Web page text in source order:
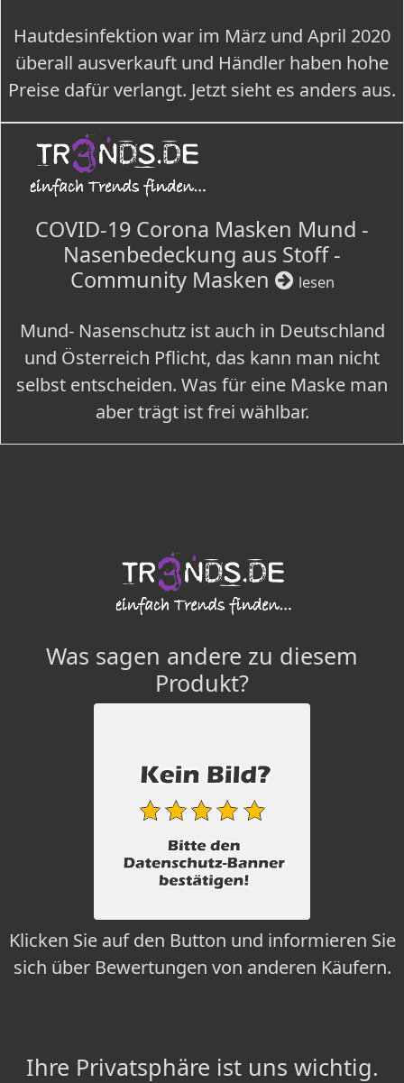
Hautdesinfektion war im März und April 2020
überall ausverkauft und Händler haben hohe
Preise dafür verlangt. Jetzt sieht es anders aus.
COVID-19 Corona Masken Mund -
Nasenbedeckung aus Stoff -
Community Masken
lesen
Mund- Nasenschutz ist auch in Deutschland
und Österreich Pflicht, das kann man nicht
selbst entscheiden. Was für eine Maske man
aber trägt ist frei wählbar.
Was sagen andere zu diesem
Produkt?
Klicken Sie auf den Button und informieren Sie
sich über Bewertungen von anderen Käufern.
Ihre Privatsphäre ist uns wichtig.